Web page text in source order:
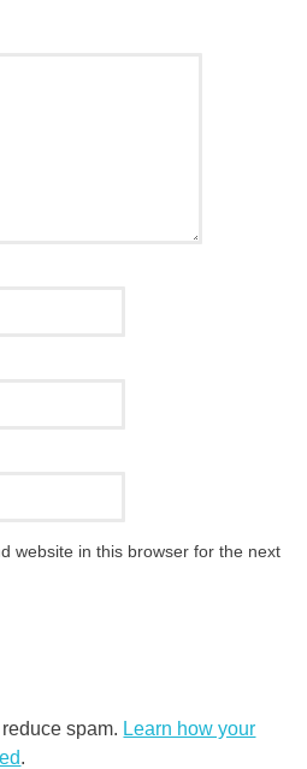
website in this browser for the next
spam. Learn how your
.